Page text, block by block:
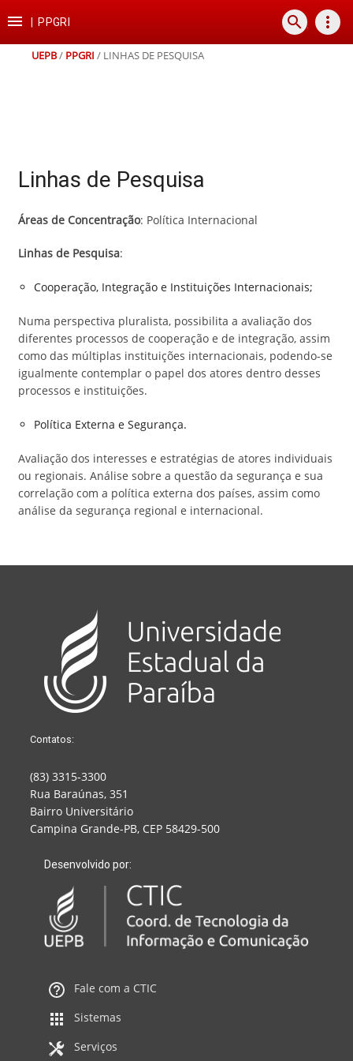
para
conteúdo
para
para
para
rodapé
 PPGRI search more_vert
UEPB/ PPGRI / LINHAS DE PESQUISA
Linhas de Pesquisa
Áreas de Concentração: Política Internacional
Linhas de Pesquisa:
Cooperação, Integração e Instituições Internacionais;
Numa perspectiva pluralista, possibilita a avaliação dos
diferentes processos de cooperação e de integração, assim
como das múltiplas instituições internacionais, podendo-se
igualmente contemplar o papel dos atores dentro desses
processos e instituições.
Política Externa e Segurança.
Avaliação dos interesses e estratégias de atores individuais
ou regionais. Análise sobre a questão da segurança e sua
correlação com a política externa dos países, assim como
análise da segurança regional e internacional.
Contatos:
(83) 3315-3300
Rua Baraúnas, 351
Bairro Universitário
Campina Grande-PB, CEP 58429-500
Desenvolvido por:
Fale com a CTIC
Sistemas
Serviços